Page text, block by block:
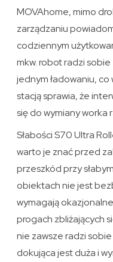
MOVAhome, mimo
zarządzaniu
codziennym
mkw. robot radzi
jednym ładowaniu,
stacją sprawia, że
się do wymiany worka
Słabości S70 Ultra
warto je znać przed
przeszkód przy
obiektach nie jest
wymagają
progach zbliżających
nie zawsze radzi
dokująca jest duża i